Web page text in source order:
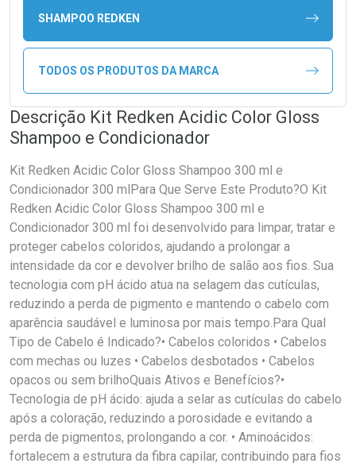
SHAMPOO REDKEN
TODOS OS PRODUTOS DA MARCA
Descrição Kit Redken Acidic Color Gloss
Shampoo e Condicionador
Kit Redken Acidic Color Gloss Shampoo 300 ml e
Condicionador 300 mlPara Que Serve Este Produto?O Kit
Redken Acidic Color Gloss Shampoo 300 ml e
Condicionador 300 ml foi desenvolvido para limpar, tratar e
proteger cabelos coloridos, ajudando a prolongar a
intensidade da cor e devolver brilho de salão aos fios. Sua
tecnologia com pH ácido atua na selagem das cutículas,
reduzindo a perda de pigmento e mantendo o cabelo com
aparência saudável e luminosa por mais tempo.Para Qual
Tipo de Cabelo é Indicado?• Cabelos coloridos • Cabelos
com mechas ou luzes • Cabelos desbotados • Cabelos
opacos ou sem brilhoQuais Ativos e Benefícios?•
Tecnologia de pH ácido: ajuda a selar as cutículas do cabelo
após a coloração, reduzindo a porosidade e evitando a
perda de pigmentos, prolongando a cor. • Aminoácidos:
fortalecem a estrutura da fibra capilar, contribuindo para fios